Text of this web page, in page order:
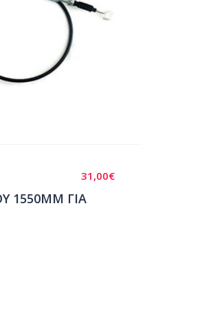
31,00€
1550ΜΜ ΓΙΑ